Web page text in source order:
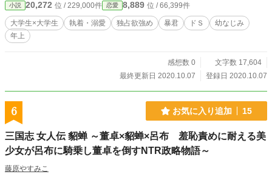
小説 20,272 位 / 229,000件 恋愛 8,889 位 / 66,399件
大学生×大学生 執着・溺愛 独占欲強め 暴君 ドＳ
幼なじみ
年上
感想数 0
文字数 17,604
最終更新日 2020.10.07
登録日 2020.10.07
6 お気に入り追加 15
三国志 女人伝 貂蝉 ～董卓×貂蝉×呂布 羞恥責めに耐える美
少女が呂布に騎乗し董卓を倒すNTR政略物語～
藤原やすみこ